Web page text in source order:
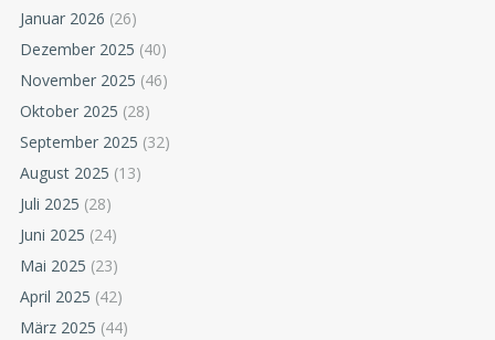
Januar 2026 (26)
Dezember 2025 (40)
November 2025 (46)
Oktober 2025 (28)
September 2025 (32)
August 2025 (13)
Juli 2025 (28)
Juni 2025 (24)
Mai 2025 (23)
April 2025 (42)
März 2025 (44)